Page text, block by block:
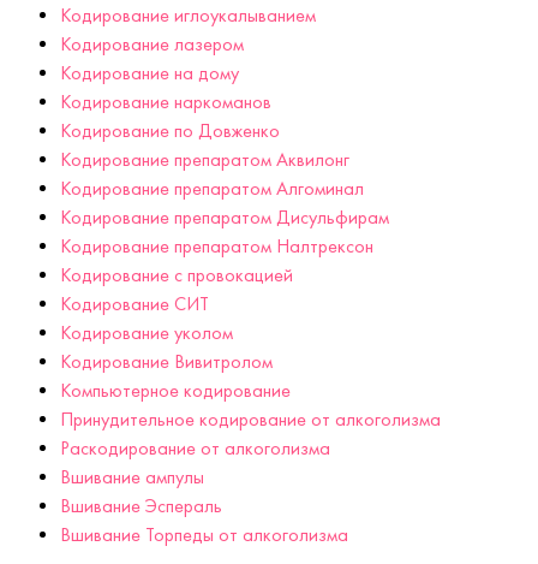
Кодирование иглоукалыванием
Кодирование лазером
Кодирование на дому
Кодирование наркоманов
Кодирование по Довженко
Кодирование препаратом Аквилонг
Кодирование препаратом Алгоминал
Кодирование препаратом Дисульфирам
Кодирование препаратом Налтрексон
Кодирование с провокацией
Кодирование СИТ
Кодирование уколом
Кодирование Вивитролом
Компьютерное кодирование
Принудительное кодирование от алкоголизма
Раскодирование от алкоголизма
Вшивание ампулы
Вшивание Эспераль
Вшивание Торпеды от алкоголизма